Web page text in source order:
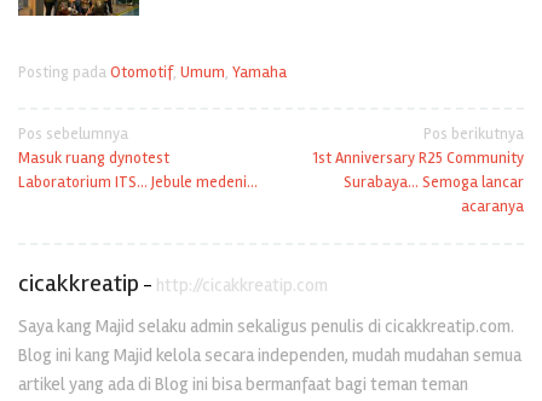
Posting padaOtomotif, Umum, Yamaha
Navigasi
pos
Pos sebelumnya
Masuk ruang dynotest
Laboratorium ITS… Jebule medeni…
Pos berikutnya
1st Anniversary R25 Community
Surabaya… Semoga lancar
acaranya
cicakkreatip - http://cicakkreatip.com
Saya kang Majid selaku admin sekaligus penulis di cicakkreatip.com.
Blog ini kang Majid kelola secara independen, mudah mudahan semua
artikel yang ada di Blog ini bisa bermanfaat bagi teman teman